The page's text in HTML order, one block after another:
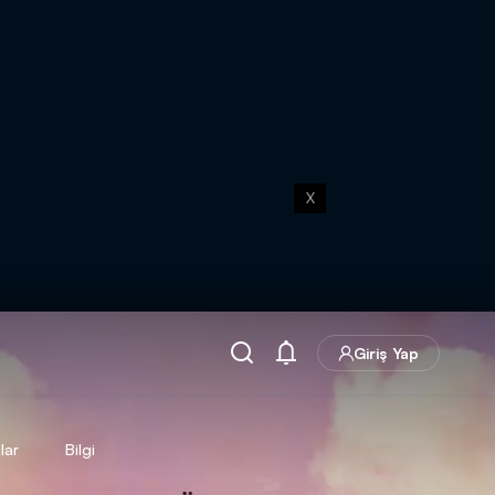
X
Giriş Yap
Bilgi